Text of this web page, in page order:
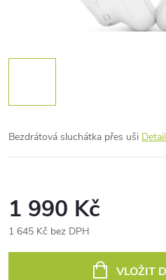
Bezdrátová sluchátka přes uši
1 990 Kč
1 645 Kč bez DPH
VLOŽIT